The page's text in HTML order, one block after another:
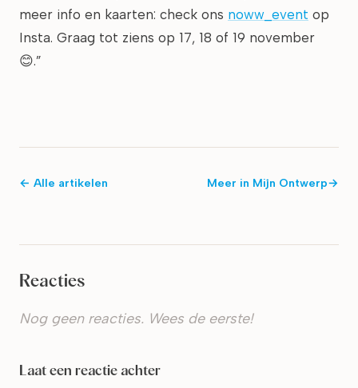
meer info en kaarten: check ons noww_event op
Insta. Graag tot ziens op 17, 18 of 19 november
😊.”
← Alle artikelen Meer in Mijn Ontwerp→
Reacties
Nog geen reacties. Wees de eerste!
Laat een reactie achter